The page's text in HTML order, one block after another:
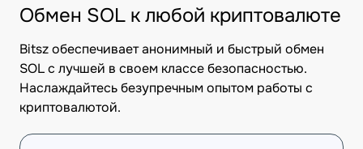
Обмен SOL к любой криптовалюте
Bitsz обеспечивает анонимный и быстрый обмен
SOL с лучшей в своем классе безопасностью.
Наслаждайтесь безупречным опытом работы с
криптовалютой.